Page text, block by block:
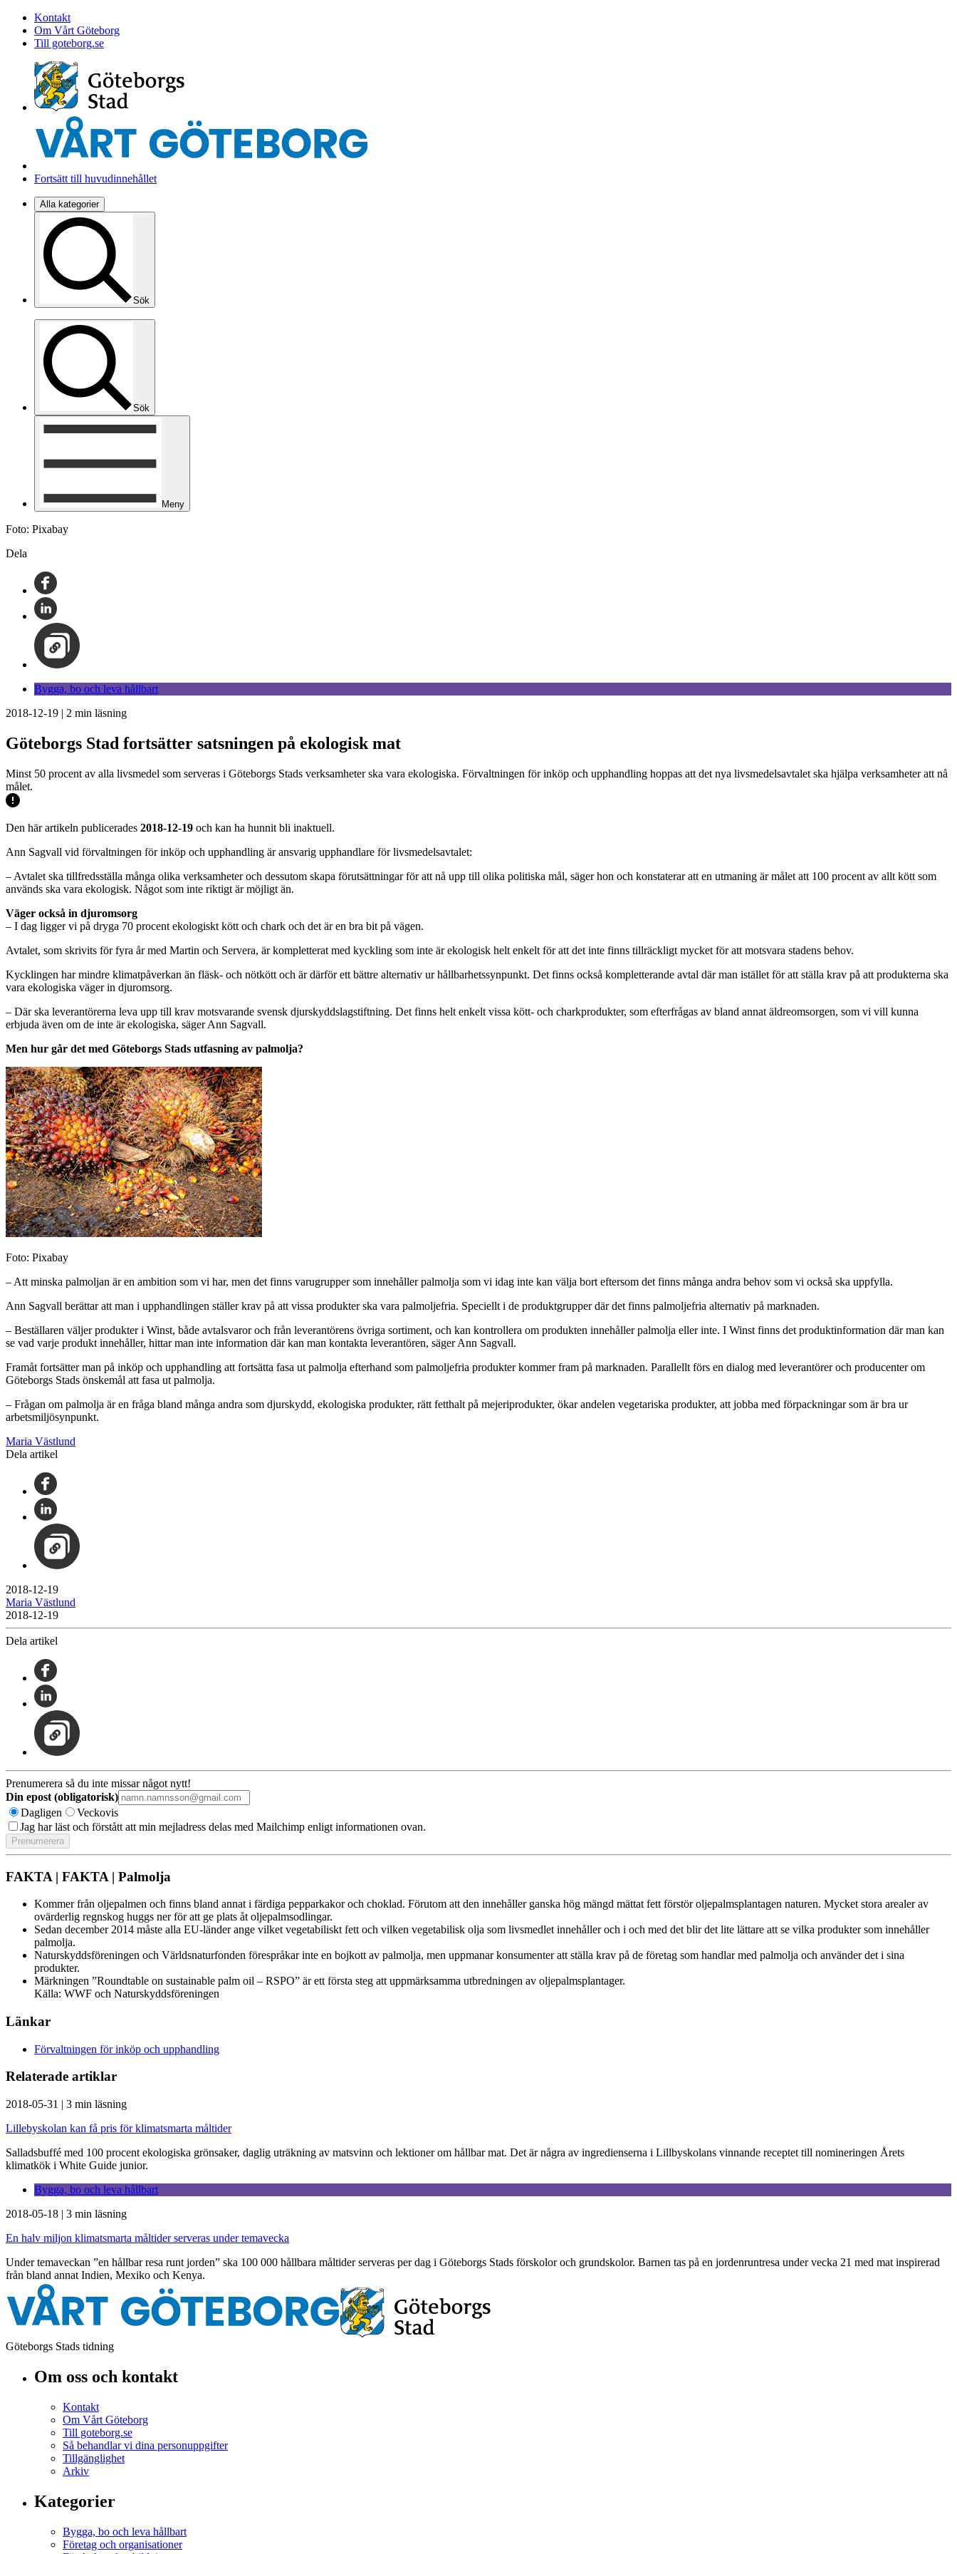
Kontakt
Om Vårt Göteborg
Till goteborg.se
Fortsätt till huvudinnehållet
Alla kategorier
Sök
Sök
Meny
Foto: Pixabay
Dela
Bygga, bo och leva hållbart
2018-12-19 | 2 min läsning
Göteborgs Stad fortsätter satsningen på ekologisk mat
Minst 50 procent av alla livsmedel som serveras i Göteborgs Stads verksamheter ska vara ekologiska. Förvaltningen för inköp och upphandling hoppas att det nya livsmedelsavtalet ska hjälpa verksamheter att nå
målet.
Den här artikeln publicerades 2018-12-19 och kan ha hunnit bli inaktuell.
Ann Sagvall vid förvaltningen för inköp och upphandling är ansvarig upphandlare för livsmedelsavtalet:
– Avtalet ska tillfredsställa många olika verksamheter och dessutom skapa förutsättningar för att nå upp till olika politiska mål, säger hon och konstaterar att en utmaning är målet att 100 procent av allt kött som
används ska vara ekologisk. Något som inte riktigt är möjligt än.
Väger också in djuromsorg
– I dag ligger vi på dryga 70 procent ekologiskt kött och chark och det är en bra bit på vägen.
Avtalet, som skrivits för fyra år med Martin och Servera, är kompletterat med kyckling som inte är ekologisk helt enkelt för att det inte finns tillräckligt mycket för att motsvara stadens behov.
Kycklingen har mindre klimatpåverkan än fläsk- och nötkött och är därför ett bättre alternativ ur hållbarhetssynpunkt. Det finns också kompletterande avtal där man istället för att ställa krav på att produkterna ska
vara ekologiska väger in djuromsorg.
– Där ska leverantörerna leva upp till krav motsvarande svensk djurskyddslagstiftning. Det finns helt enkelt vissa kött- och charkprodukter, som efterfrågas av bland annat äldreomsorgen, som vi vill kunna
erbjuda även om de inte är ekologiska, säger Ann Sagvall.
Men hur går det med Göteborgs Stads utfasning av palmolja?
Foto: Pixabay
– Att minska palmoljan är en ambition som vi har, men det finns varugrupper som innehåller palmolja som vi idag inte kan välja bort eftersom det finns många andra behov som vi också ska uppfylla.
Ann Sagvall berättar att man i upphandlingen ställer krav på att vissa produkter ska vara palmoljefria. Speciellt i de produktgrupper där det finns palmoljefria alternativ på marknaden.
– Beställaren väljer produkter i Winst, både avtalsvaror och från leverantörens övriga sortiment, och kan kontrollera om produkten innehåller palmolja eller inte. I Winst finns det produktinformation där man kan
se vad varje produkt innehåller, hittar man inte information där kan man kontakta leverantören, säger Ann Sagvall.
Framåt fortsätter man på inköp och upphandling att fortsätta fasa ut palmolja efterhand som palmoljefria produkter kommer fram på marknaden. Parallellt förs en dialog med leverantörer och producenter om
Göteborgs Stads önskemål att fasa ut palmolja.
– Frågan om palmolja är en fråga bland många andra som djurskydd, ekologiska produkter, rätt fetthalt på mejeriprodukter, ökar andelen vegetariska produkter, att jobba med förpackningar som är bra ur
arbetsmiljösynpunkt.
Maria Västlund
Dela artikel
2018-12-19
Maria Västlund
2018-12-19
Dela artikel
Prenumerera så du inte missar något nytt!
Din epost (obligatorisk)
Dagligen
Veckovis
Jag har läst och förstått att min mejladress delas med Mailchimp enligt informationen ovan.
FAKTA | FAKTA | Palmolja
Kommer från oljepalmen och finns bland annat i färdiga pepparkakor och choklad. Förutom att den innehåller ganska hög mängd mättat fett förstör oljepalmsplantagen naturen. Mycket stora arealer av
ovärderlig regnskog huggs ner för att ge plats åt oljepalmsodlingar.
Sedan december 2014 måste alla EU-länder ange vilket vegetabiliskt fett och vilken vegetabilisk olja som livsmedlet innehåller och i och med det blir det lite lättare att se vilka produkter som innehåller
palmolja.
Naturskyddsföreningen och Världsnaturfonden förespråkar inte en bojkott av palmolja, men uppmanar konsumenter att ställa krav på de företag som handlar med palmolja och använder det i sina
produkter.
Märkningen ”Roundtable on sustainable palm oil – RSPO” är ett första steg att uppmärksamma utbredningen av oljepalmsplantager.
Källa: WWF och Naturskyddsföreningen
Länkar
Förvaltningen för inköp och upphandling
Relaterade artiklar
2018-05-31 | 3 min läsning
Lillebyskolan kan få pris för klimatsmarta måltider
Salladsbuffé med 100 procent ekologiska grönsaker, daglig uträkning av matsvinn och lektioner om hållbar mat. Det är några av ingredienserna i Lillbyskolans vinnande receptet till nomineringen Årets
klimatkök i White Guide junior.
Bygga, bo och leva hållbart
2018-05-18 | 3 min läsning
En halv miljon klimatsmarta måltider serveras under temavecka
Under temaveckan ”en hållbar resa runt jorden” ska 100 000 hållbara måltider serveras per dag i Göteborgs Stads förskolor och grundskolor. Barnen tas på en jordenruntresa under vecka 21 med mat inspirerad
från bland annat Indien, Mexiko och Kenya.
Göteborgs Stads tidning
Om oss och kontakt
Kontakt
Om Vårt Göteborg
Till goteborg.se
Så behandlar vi dina personuppgifter
Tillgänglighet
Arkiv
Kategorier
Bygga, bo och leva hållbart
Företag och organisationer